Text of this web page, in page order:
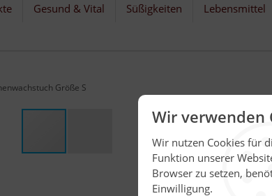
Wir verwenden
Wir nutzen Cookies für
Funktion unserer
Browser zu setzen,
Einwilligung.
Gesund & Vital Süßigkeiten Lebensmittel
Größe S